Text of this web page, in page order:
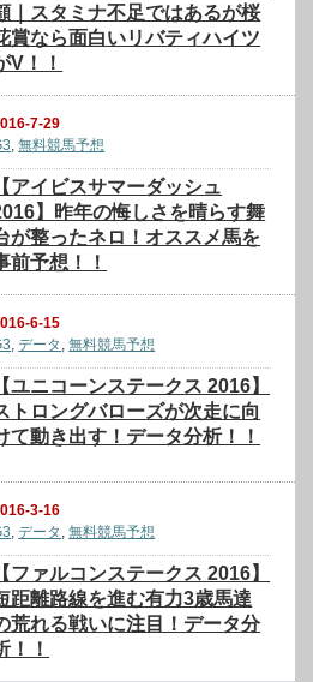
｜スタミナ不足ではあるが桜
賞なら面白いリバティハイツ
V！！
7-29
,無料競馬予想
【アイビスサマーダッシュ
】昨年の悔しさを晴らす舞
が整ったネロ！オススメ馬を
前予想！！
6-15
,データ ,無料競馬予想
【ユニコーンステークス 2016】
トロングバローズが次走に向
て動き出す！データ分析！！
3-16
,データ ,無料競馬予想
【ファルコンステークス 2016】
距離路線を進む有力3歳馬達
荒れる戦いに注目！データ分
！！